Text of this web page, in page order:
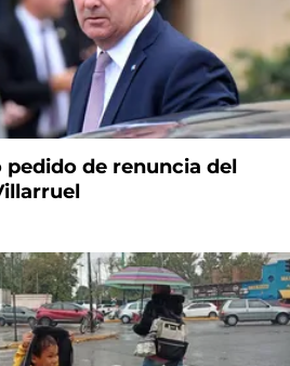
de renuncia del